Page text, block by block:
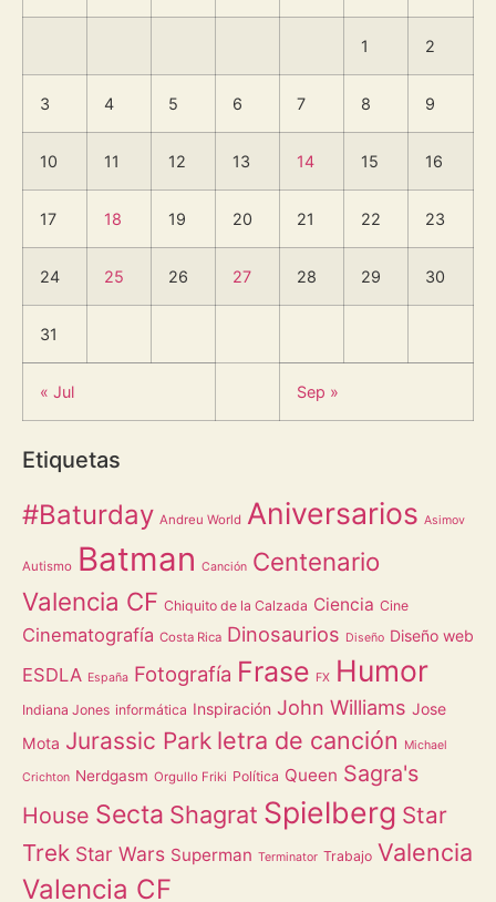
1 2
3 4 5 6 7 8 9
10 11 12 13 14 15 16
17 18 19 20 21 22 23
24 25 26 27 28 29 30
31
« Jul Sep »
Etiquetas
#Baturday Andreu World Aniversarios Asimov
Autismo Batman Canción Centenario
Valencia CF Chiquito de la Calzada Ciencia Cine
Cinematografía Costa Rica Dinosaurios Diseño Diseño web
ESDLA España Fotografía Frase FX Humor
Indiana Jones informática Inspiración John Williams Jose
Mota Jurassic Park letra de canción Michael
Crichton Nerdgasm Orgullo Friki Política Queen Sagra's
House Secta Shagrat Spielberg Star
Trek Star Wars Superman Terminator Trabajo Valencia
Valencia CF